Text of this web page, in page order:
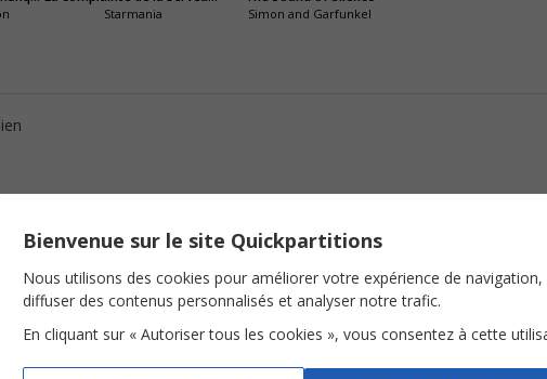
Starmania Simon and Garfunkel
beaucoup!
Bienvenue sur le site Quickpartitions
Nous utilisons des cookies pour améliorer votre expérience de navigation,
diffuser des contenus personnalisés et analyser notre trafic.
En cliquant sur « Autoriser tous les cookies », vous consentez à cette